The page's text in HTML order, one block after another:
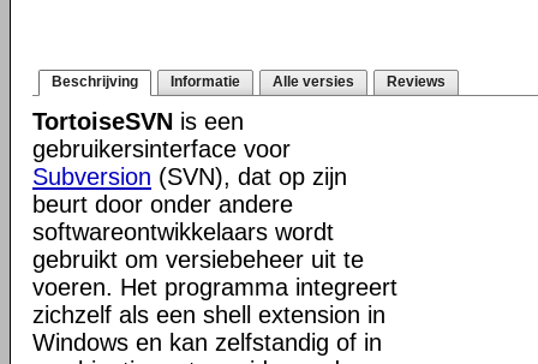
Beschrijving Informatie Alle versies Reviews
TortoiseSVN is een
gebruikersinterface voor
Subversion (SVN), dat op zijn
beurt door onder andere
softwareontwikkelaars wordt
gebruikt om versiebeheer uit te
voeren. Het programma integreert
zichzelf als een shell extension in
Windows en kan zelfstandig of in